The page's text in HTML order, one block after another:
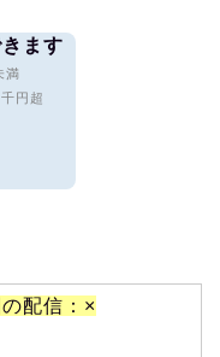
ます
満
千円超
配信：×